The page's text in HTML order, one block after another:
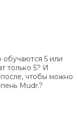
5 или
только 5? И
после, чтобы можно
Mudr.?